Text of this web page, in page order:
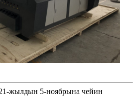
жылдын 5-ноябрына чейин